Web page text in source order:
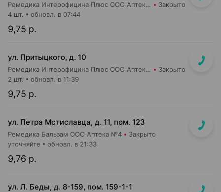
Ремедика Интерофицина Плюс ООО Аптека №4 Закрыто
9,75 р.
4 шт. обновл. в 07:44
ул. Притыцкого, д. 10
Ремедика Интерофицина Плюс ООО Аптека №8 Закрыто
9,75 р.
2 шт. обновл. в 11:39
ул. Петра Мстиславца, д. 11, пом. 123
Ремедика Бальзам ООО Аптека №4 Закрыто
9,76 р.
уточняйте обновл. в 21:33
ул. Л. Беды, д. 8-159, пом. 159-1-1